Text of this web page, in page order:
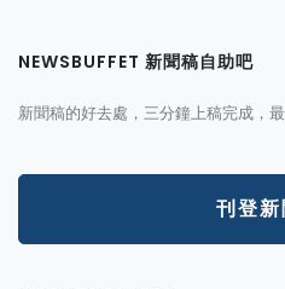
NEWSBUFFET 新聞稿自助吧
新聞稿的好去處，三分鐘上稿完成，
刊登